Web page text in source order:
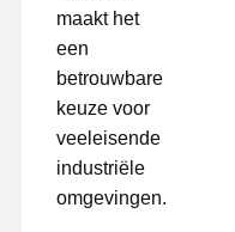
PET-folie
PTFE-band
Pi-tape
Pi-film
maakt het
een
betrouwbare
keuze voor
veeleisende
industriële
omgevingen.